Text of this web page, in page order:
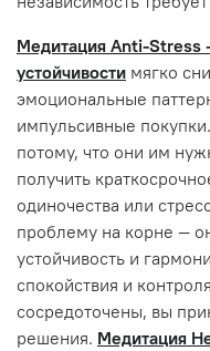
Медитация Anti-Stress
устойчивости мягко
эмоциональные
импульсивные
потому, что они им
получить
одиночества или
проблему на корне —
устойчивость и
спокойствия и
сосредоточены, вы
решения. Медитация